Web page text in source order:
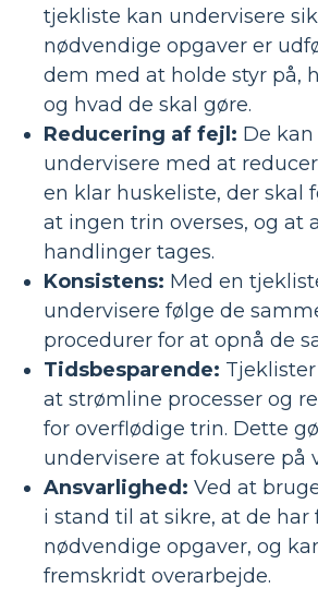
tjekliste kan undervisere
nødvendige opgaver er
dem med at holde styr på,
og hvad de skal gøre.
Reducering af fejl: De
undervisere med at
en klar huskeliste, der skal
at ingen trin overses, og at
handlinger tages.
Konsistens: Med en
undervisere følge de
procedurer for at opnå de
Tidsbesparende:
at strømline processer og
for overflødige trin. Dette
undervisere at fokusere på
Ansvarlighed: Ved at
i stand til at sikre, at de har
nødvendige opgaver, og
fremskridt overarbejde.